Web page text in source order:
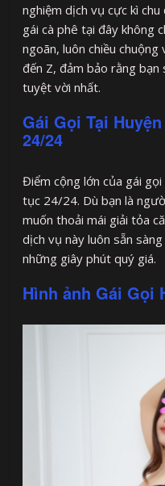
nghiệm dịch vụ cực kì chu
gái cà phê tại đây không
ngoãn, luôn chiều
đến Z, đảm bảo rằng
tuyệt vời nhất.
Gái Gọi Tại
24/24
Điểm cộng lớn của gái
tục 24/24. Dù bạn là
muốn thoải mái giải tỏa
dịch vụ này luôn sẵn
những giây phút quý giá.
Hình ảnh Gái Gọi